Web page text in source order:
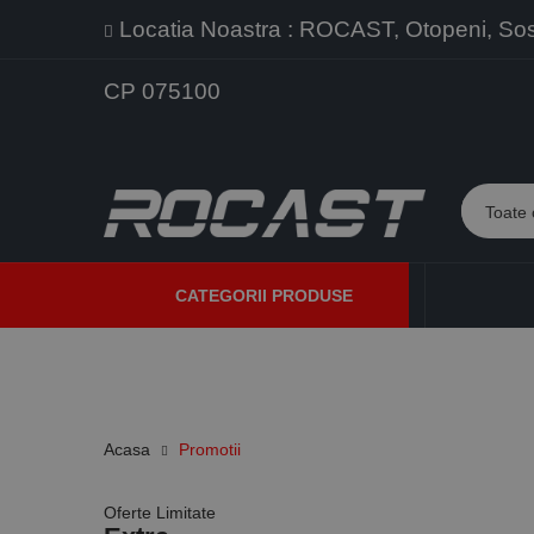
Locatia Noastra : ROCAST, Otopeni,
CP 075100
CATEGORII PRODUSE
Acasa Promotii
Oferte Limitate